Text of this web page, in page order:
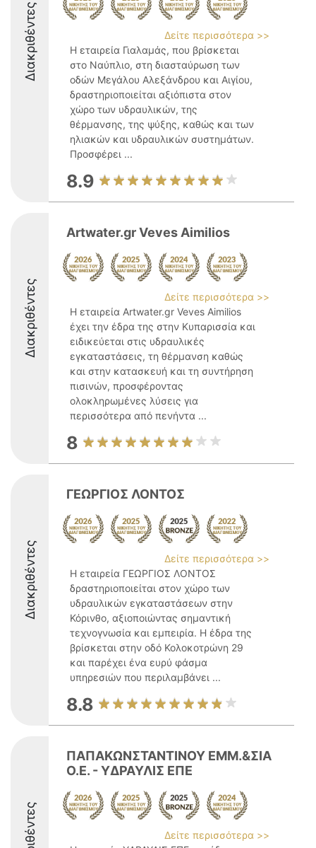
Διακριθέντες
Δείτε περισσότερα >>
Η εταιρεία Γιαλαμάς, που βρίσκεται
στο Ναύπλιο, στη διασταύρωση των
οδών Μεγάλου Αλεξάνδρου και Αιγίου,
δραστηριοποιείται αξιόπιστα στον
χώρο των υδραυλικών, της
θέρμανσης, της ψύξης, καθώς και των
ηλιακών και υδραυλικών συστημάτων.
Προσφέρει ...
8.9
Διακριθέντες
Artwater.gr Veves Aimilios
Δείτε περισσότερα >>
Η εταιρεία Artwater.gr Veves Aimilios
έχει την έδρα της στην Κυπαρισσία και
ειδικεύεται στις υδραυλικές
εγκαταστάσεις, τη θέρμανση καθώς
και στην κατασκευή και τη συντήρηση
πισινών, προσφέροντας
ολοκληρωμένες λύσεις για
περισσότερα από πενήντα ...
8
Διακριθέντες
ΓΕΩΡΓΙΟΣ ΛΟΝΤΟΣ
Δείτε περισσότερα >>
Η εταιρεία ΓΕΩΡΓΙΟΣ ΛΟΝΤΟΣ
δραστηριοποιείται στον χώρο των
υδραυλικών εγκαταστάσεων στην
Κόρινθο, αξιοποιώντας σημαντική
τεχνογνωσία και εμπειρία. Η έδρα της
βρίσκεται στην οδό Κολοκοτρώνη 29
και παρέχει ένα ευρύ φάσμα
υπηρεσιών που περιλαμβάνει ...
8.8
ΠΑΠΑΚΩΝΣΤΑΝΤΙΝΟΥ ΕΜΜ.&ΣΙΑ
Ο.Ε. - ΥΔΡΑΥΛΙΣ ΕΠΕ
Δείτε περισσότερα >>